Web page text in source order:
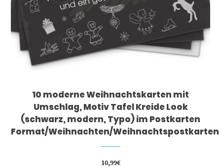
10 moderne Weihnachtskarten mit
Umschlag, Motiv Tafel Kreide Look
(schwarz, modern, Typo) im Postkarten
Format/Weihnachten/Weihnachtspostkarten
10,99€